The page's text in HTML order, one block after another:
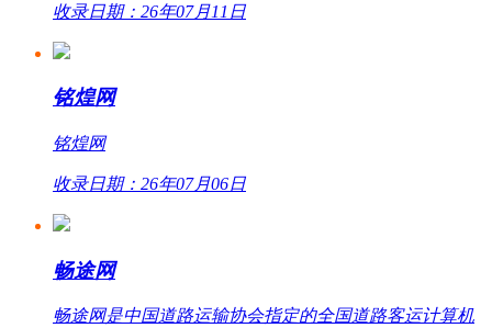
收录日期：26年07月11日
铭煌网
铭煌网
收录日期：26年07月06日
畅途网
畅途网是中国道路运输协会指定的全国道路客运计算机